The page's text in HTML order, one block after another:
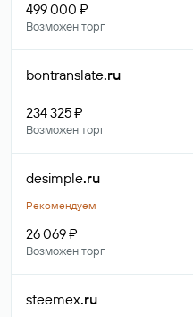
499 000 ₽
Возможен торг
bontranslate.ru
234 325 ₽
Возможен торг
desimple.ru
Рекомендуем
26 069 ₽
Возможен торг
steemex.ru